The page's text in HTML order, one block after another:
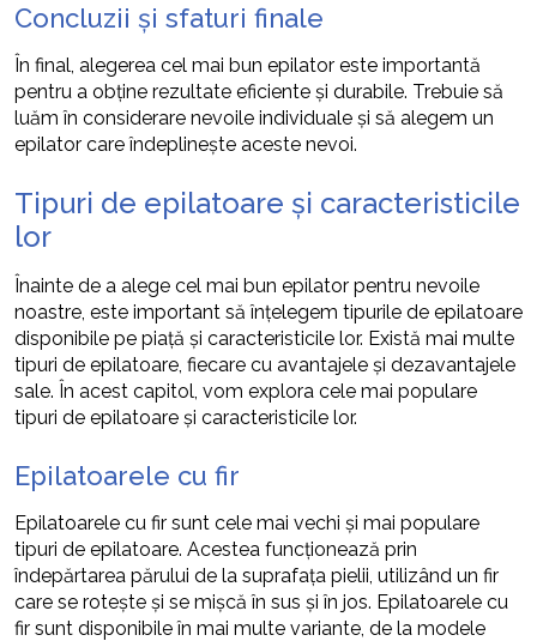
Concluzii și sfaturi finale
În final, alegerea cel mai bun epilator este importantă
pentru a obține rezultate eficiente și durabile. Trebuie să
luăm în considerare nevoile individuale și să alegem un
epilator care îndeplinește aceste nevoi.
Tipuri de epilatoare și caracteristicile
lor
Înainte de a alege cel mai bun epilator pentru nevoile
noastre, este important să înțelegem tipurile de epilatoare
disponibile pe piață și caracteristicile lor. Există mai multe
tipuri de epilatoare, fiecare cu avantajele și dezavantajele
sale. În acest capitol, vom explora cele mai populare
tipuri de epilatoare și caracteristicile lor.
Epilatoarele cu fir
Epilatoarele cu fir sunt cele mai vechi și mai populare
tipuri de epilatoare. Acestea funcționează prin
îndepărtarea părului de la suprafața pielii, utilizând un fir
care se rotește și se mișcă în sus și în jos. Epilatoarele cu
fir sunt disponibile în mai multe variante, de la modele